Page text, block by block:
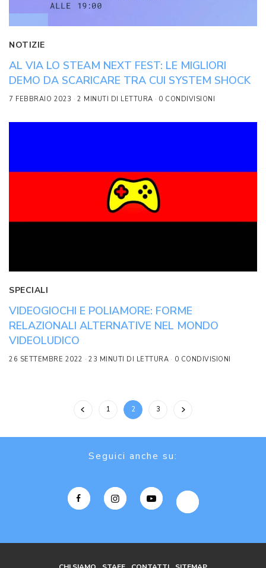
NOTIZIE
AL VIA LO STEAM NEXT FEST: LE MIGLIORI
DEMO DA SCARICARE TRA CUI SYSTEM SHOCK
7 FEBBRAIO 2023 2 MINUTI DI LETTURA 0 CONDIVISIONI
SPECIALI
VIDEOGIOCHI E POLIAMORE: FORME
RELAZIONALI ALTERNATIVE NEL MONDO
VIDEOLUDICO
26 SETTEMBRE 2022 23 MINUTI DI LETTURA 0 CONDIVISIONI
1 2 3
Seguici anche su: